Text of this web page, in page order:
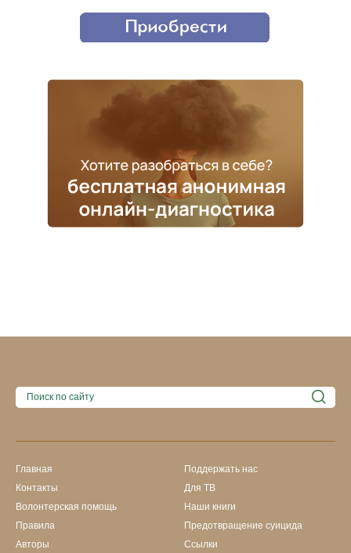
Главная
Контакты
Волонтерская помощь
Правила
Авторы
Поддержать нас
Для ТВ
Наши книги
Предотвращение суицида
Ссылки